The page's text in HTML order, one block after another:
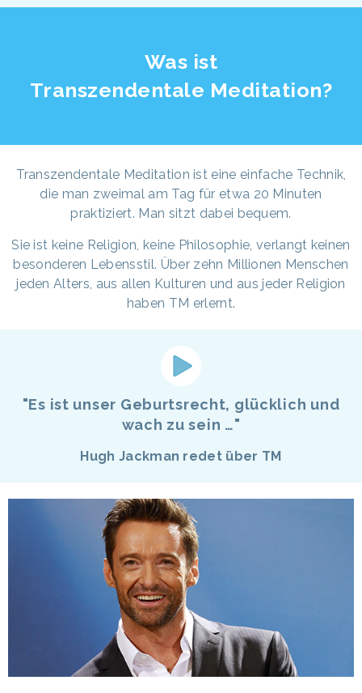
Was ist
Transzendentale Meditation?
Transzendentale Meditation ist eine einfache Technik,
die man zweimal am Tag für etwa 20 Minuten
praktiziert. Man sitzt dabei bequem.
Sie ist keine Religion, keine Philosophie, verlangt keinen
besonderen Lebensstil. Über zehn Millionen Menschen
jeden Alters, aus allen Kulturen und aus jeder Religion
haben TM erlernt.
"Es ist unser Geburtsrecht, glücklich und
wach zu sein …"
Hugh Jackman redet über TM